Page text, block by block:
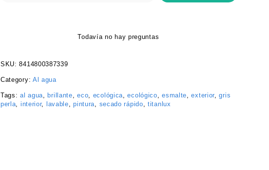
Todavía no hay preguntas
SKU:8414800387339
Category: Al agua
Tags:al agua brillante ,eco ecológica ,ecológico ,esmalte ,exterior ,gris
perla
interior, lavable ,pintura secado rápido ,titanlux